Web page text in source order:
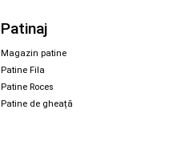
Patinaj
Magazin patine
Patine Fila
Patine Roces
Patine de gheață